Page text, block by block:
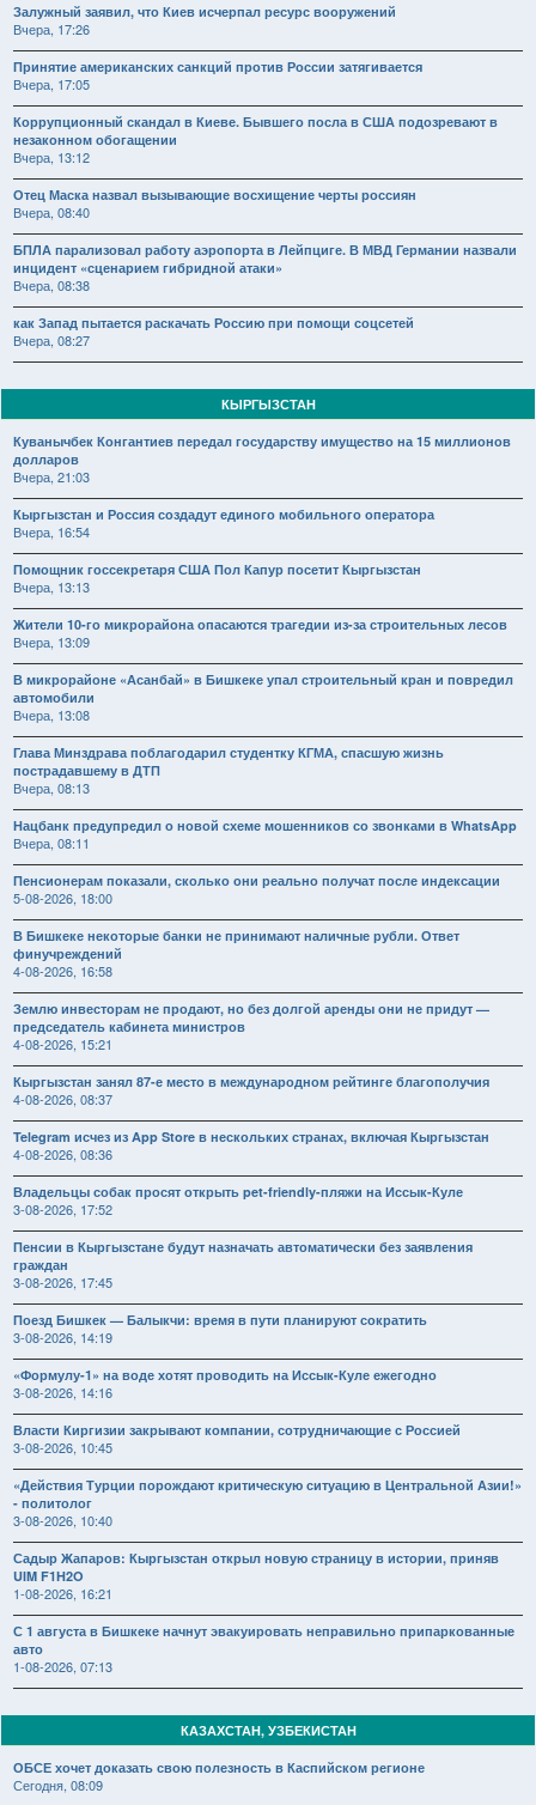
Залужный заявил, что Киев исчерпал ресурс вооружений
Вчера, 17:26
Принятие американских санкций против России затягивается
Вчера, 17:05
Коррупционный скандал в Киеве. Бывшего посла в США подозревают в
незаконном обогащении
Вчера, 13:12
Отец Маска назвал вызывающие восхищение черты россиян
Вчера, 08:40
БПЛА парализовал работу аэропорта в Лейпциге. В МВД Германии назвали
инцидент «сценарием гибридной атаки»
Вчера, 08:38
как Запад пытается раскачать Россию при помощи соцсетей
Вчера, 08:27
КЫРГЫЗСТАН
Куванычбек Конгантиев передал государству имущество на 15 миллионов
долларов
Вчера, 21:03
Кыргызстан и Россия создадут единого мобильного оператора
Вчера, 16:54
Помощник госсекретаря США Пол Капур посетит Кыргызстан
Вчера, 13:13
Жители 10-го микрорайона опасаются трагедии из-за строительных лесов
Вчера, 13:09
В микрорайоне «Асанбай» в Бишкеке упал строительный кран и повредил
автомобили
Вчера, 13:08
Глава Минздрава поблагодарил студентку КГМА, спасшую жизнь
пострадавшему в ДТП
Вчера, 08:13
Нацбанк предупредил о новой схеме мошенников со звонками в WhatsApp
Вчера, 08:11
Пенсионерам показали, сколько они реально получат после индексации
5-08-2026, 18:00
В Бишкеке некоторые банки не принимают наличные рубли. Ответ
финучреждений
4-08-2026, 16:58
Землю инвесторам не продают, но без долгой аренды они не придут —
председатель кабинета министров
4-08-2026, 15:21
Кыргызстан занял 87-е место в международном рейтинге благополучия
4-08-2026, 08:37
Telegram исчез из App Store в нескольких странах, включая Кыргызстан
4-08-2026, 08:36
Владельцы собак просят открыть pet-friendly-пляжи на Иссык-Куле
3-08-2026, 17:52
Пенсии в Кыргызстане будут назначать автоматически без заявления
граждан
3-08-2026, 17:45
Поезд Бишкек — Балыкчи: время в пути планируют сократить
3-08-2026, 14:19
«Формулу-1» на воде хотят проводить на Иссык-Куле ежегодно
3-08-2026, 14:16
Власти Киргизии закрывают компании, сотрудничающие с Россией
3-08-2026, 10:45
«Действия Турции порождают критическую ситуацию в Центральной Азии!»
- политолог
3-08-2026, 10:40
Садыр Жапаров: Кыргызстан открыл новую страницу в истории, приняв
UIM F1H2O
1-08-2026, 16:21
С 1 августа в Бишкеке начнут эвакуировать неправильно припаркованные
авто
1-08-2026, 07:13
КАЗАХСТАН, УЗБЕКИСТАН
ОБСЕ хочет доказать свою полезность в Каспийском регионе
Сегодня, 08:09